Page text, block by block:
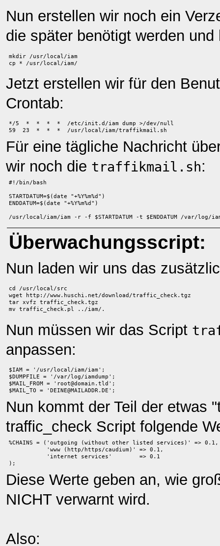
Nun erstellen wir noch ein
die später benötigt werden
mkdir /usr/local/iam
cp * /usr/local/iam/
Jetzt erstellen wir für den
Crontab:
*/5  *  *  *  *  /etc/init.d/iam dump >/dev/null
59  23  *  *  *  /usr/local/iam/traffikmail.sh
Für eine tägliche Nachricht
wir noch die traffikmail.sh:
#!/bin/bash
STARTDATUM=$(date "+%Y%m%d")
ENDDATUM=$(date "+%Y%m%d")
/usr/local/iam/iam -r -f $STARTDATUM -t $ENDDATUM /var/
Überwachungsscript:
Nun laden wir uns das
cd /usr/local/src
wget http://www.huschi.net/download/traffic_check.tgz
tar xvfz traffic_check.tgz
mv traffic_check.pl ../iam/.
Nun müssen wir das Script
anpassen:
$IAM = '/usr/local/iam/iam';
$DUMPFILE = '/var/log/iamdump';
$MAIL_FROM = 'root@domain.tld';
$MAIL_TO = 'DEINE@MAILADDR.DE';
Nun kommt der Teil der etwas
traffic_check Script folgende
%CHAINS = ('outgoing (without other listed services)' =>
           'www (http/https/caudium)' => 0.1,
           'internet services'        => 0.1
);
Diese Werte geben an, wie
NICHT verwarnt wird.
Also: